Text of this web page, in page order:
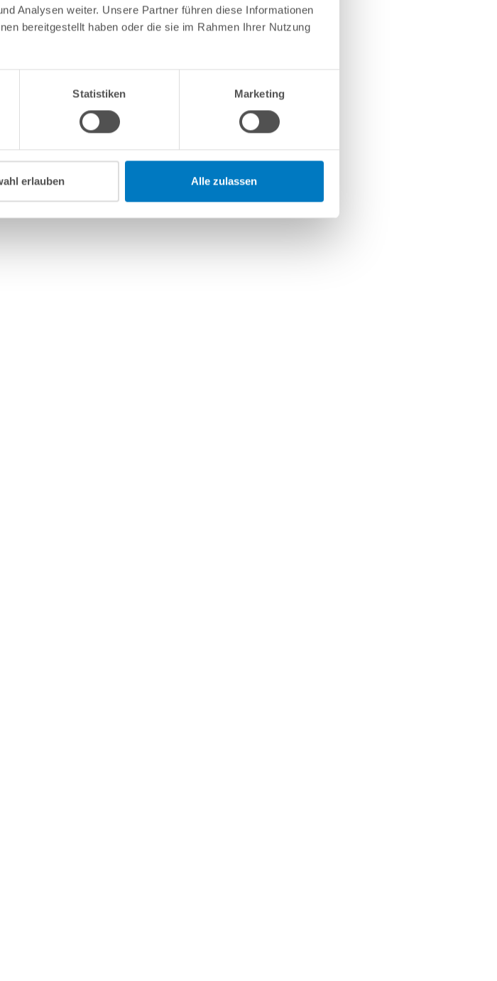
Analysen weiter. Unsere Partner führen diese Informationen
bereitgestellt haben oder die sie im Rahmen Ihrer Nutzung
Statistiken Marketing
erlauben Alle zulassen